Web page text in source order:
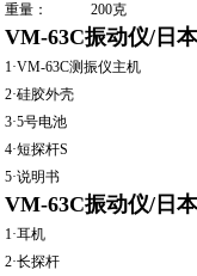
重量： 200克
VM-63C振动仪/日
1·VM-63C测振仪
2·硅胶外壳
3·5号电池
4·短探杆S
5·说明书
VM-63C振动仪/日
1·耳机
2·长探杆